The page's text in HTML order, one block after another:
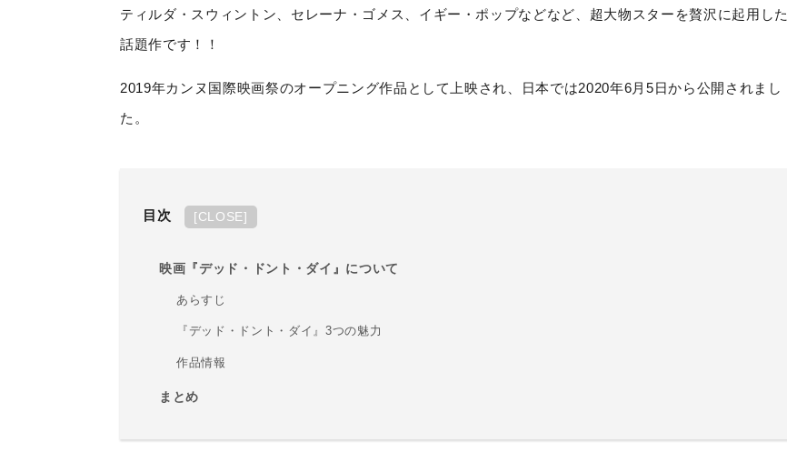
ティルダ・スウィントン、セレーナ・ゴメス、イギー・ポップなどなど、超大物スターを贅沢に起用した
話題作です！！
2019年カンヌ国際映画祭のオープニング作品として上映され、日本では2020年6月5日から公開されまし
た。
目次 [CLOSE]
映画『デッド・ドント・ダイ』について
あらすじ
『デッド・ドント・ダイ』3つの魅力
作品情報
まとめ